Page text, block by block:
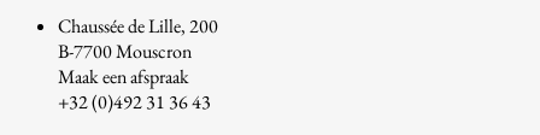
Chaussée de Lille, 200
B-7700 Mouscron
Maak een afspraak
+32 (0)492 31 36 43